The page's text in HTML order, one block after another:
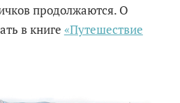
продолжаются. О
в книге «Путешествие